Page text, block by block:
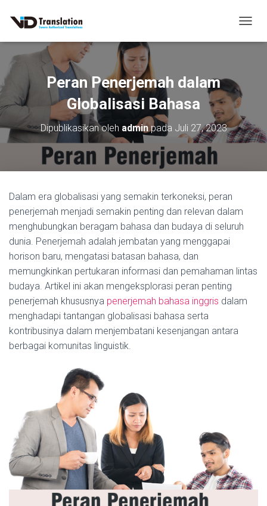
O
V
I
G
Peran Penerjemah dalam
Globalisasi Bahasa
Dipublikasikan oleh adminpada Juli 27, 2023
Dalam era globalisasi yang semakin terkoneksi, peran
penerjemah menjadi semakin penting dan relevan dalam
menghubungkan beragam bahasa dan budaya di seluruh
dunia. Penerjemah adalah jembatan yang menggapai
horison baru, mengatasi batasan bahasa, dan
memungkinkan pertukaran informasi dan pemahaman lintas
budaya. Artikel ini akan mengeksplorasi peran penting
penerjemah khususnya penerjemah bahasa inggris dalam
menghadapi tantangan globalisasi bahasa serta
kontribusinya dalam menjembatani kesenjangan antara
berbagai komunitas linguistik.